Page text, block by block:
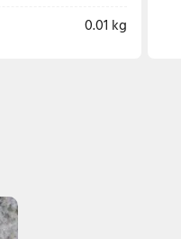
0.01 kg